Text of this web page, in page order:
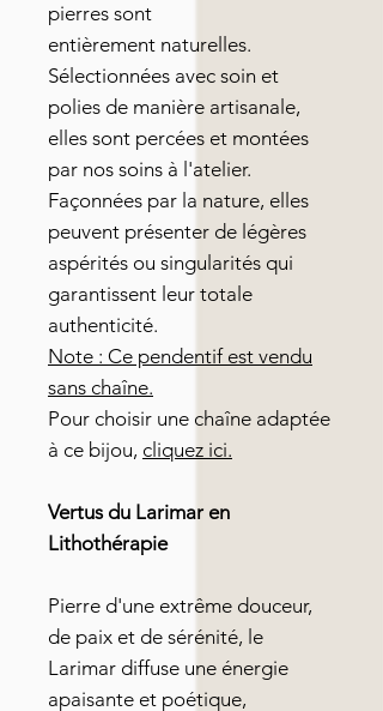
pierres sont
entièrement naturelles.
Sélectionnées avec soin et
polies de manière artisanale,
elles sont percées et montées
par nos soins à l'atelier.
Façonnées par la nature, elles
peuvent présenter de légères
aspérités ou singularités qui
garantissent leur totale
authenticité.
Note : Ce pendentif est vendu
sans chaîne.
Pour choisir une chaîne adaptée
à ce bijou, cliquez ici.
Vertus du Larimar en
Lithothérapie
Pierre d'une extrême douceur,
de paix et de sérénité, le
Larimar diffuse une énergie
apaisante et poétique,